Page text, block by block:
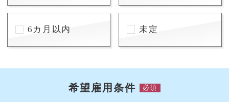
6カ月以内 未定
希望雇用条件 必須